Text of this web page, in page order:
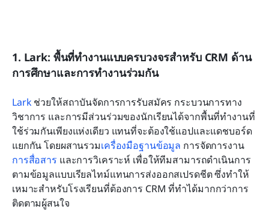
1. Lark: พื้นที่ทำงานแบบครบวงจรสำหรับ CRM ด้าน
การศึกษาและการทำงานร่วมกัน
Lark ช่วยให้สถาบันจัดการการรับสมัคร กระบวนการทาง
วิชาการ และการมีส่วนร่วมของนักเรียนได้จากพื้นที่ทำงานที่
ใช้ร่วมกันเพียงแห่งเดียว แทนที่จะต้องใช้แอปและแดชบอร์ด
แยกกัน โดยผสานรวมเครื่องมือฐานข้อมูล
การจัดการงาน
การสื่อสาร และการวิเคราะห์ เพื่อให้ทีมสามารถดำเนินการ
ตามข้อมูลแบบเรียลไทม์แทนการส่งออกสเปรดชีต ซึ่งทำให้
เหมาะสำหรับโรงเรียนที่ต้องการ CRM ที่ทำได้มากกว่าการ
ติดตามผู้สนใจ